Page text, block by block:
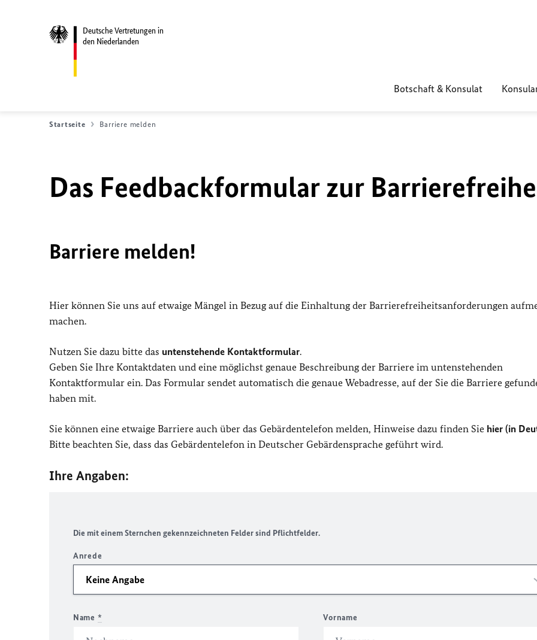
Deutsche Vertretungen in
den Niederlanden
Botschaft & Konsulat
Startseite Barriere melden
Das Feedbackformular zur
Barriere melden!
Hier können Sie uns auf etwaige Mängel in Bezug auf die Einhaltung der Barrierefreiheitsanforderungen
machen.
Nutzen Sie dazu bitte das untenstehende Kontaktformular.
Geben Sie Ihre Kontaktdaten und eine möglichst genaue Beschreibung der Barriere im untenstehenden
Kontaktformular ein. Das Formular sendet automatisch die genaue Webadresse, auf der Sie die Barriere
haben mit.
Sie können eine etwaige Barriere auch über das Gebärdentelefon melden, Hinweise dazu finden Sie hier (in
Bitte beachten Sie, dass das Gebärdentelefon in Deutscher Gebärdensprache geführt wird.
Ihre Angaben:
Die mit einem Sternchen gekennzeichneten Felder sind Pflichtfelder.
Anrede
Name * Vorname